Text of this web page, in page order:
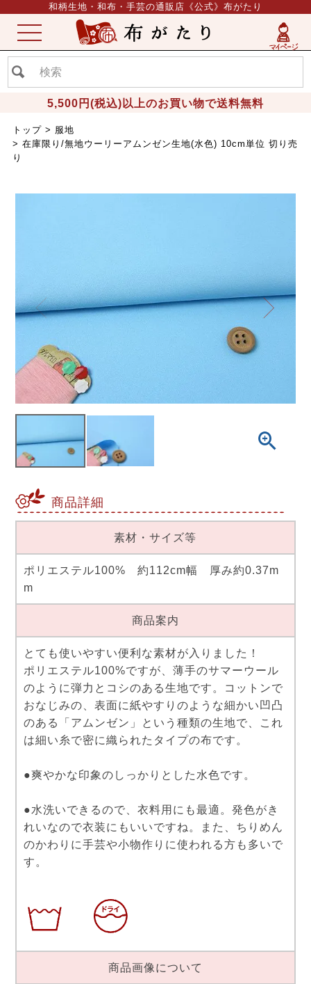
和柄生地・和布・手芸の通販店《公式》布がたり
5,500円(税込)以上のお買い物で送料無料
ME
NU
トップ
服地
在庫限り/無地ウーリーアムンゼン生地(水色) 10cm単位 切り売
り
商品詳細
素材・サイズ等
ポリエステル100% 約112cm幅 厚み約0.37m
m
商品案内
とても使いやすい便利な素材が入りました！
ポリエステル100%ですが、薄手のサマーウール
のように弾力とコシのある生地です。コットンで
おなじみの、表面に紙やすりのような細かい凹凸
のある「アムンゼン」という種類の生地で、これ
は細い糸で密に織られたタイプの布です。
●爽やかな印象のしっかりとした水色です。
●水洗いできるので、衣料用にも最適。発色がき
れいなので衣装にもいいですね。また、ちりめん
のかわりに手芸や小物作りに使われる方も多いで
す。
商品画像について